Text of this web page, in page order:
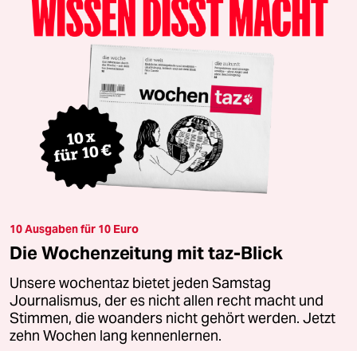
10 Ausgaben für 10 Euro
Die Wochenzeitung mit taz-Blick
Unsere wochentaz bietet jeden Samstag
Journalismus, der es nicht allen recht macht und
Stimmen, die woanders nicht gehört werden. Jetzt
zehn Wochen lang kennenlernen.